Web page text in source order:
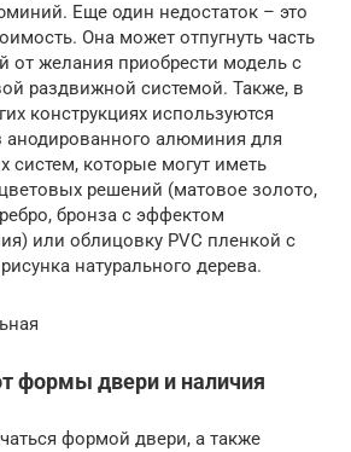
Еще один недостаток – это
Она может отпугнуть часть
от желания приобрести модель с
раздвижной системой. Также, в
конструкциях используются
анодированного алюминия для
систем, которые могут иметь
решений (матовое золото,
бронза с эффектом
или облицовку PVC пленкой с
натурального дерева.
формы двери и наличия
формой двери, а также